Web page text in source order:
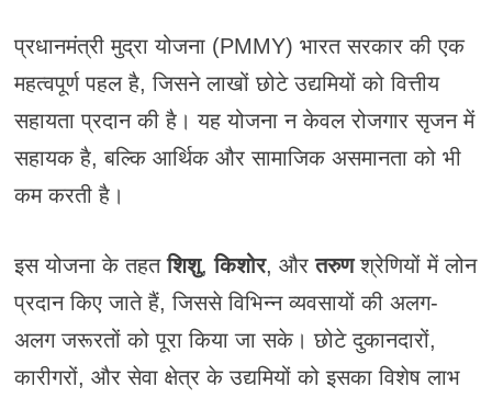
प्रधानमंत्री मुद्रा योजना (PMMY) भारत सरकार की एक
महत्वपूर्ण पहल है, जिसने लाखों छोटे उद्यमियों को वित्तीय
सहायता प्रदान की है। यह योजना न केवल रोजगार सृजन में
सहायक है, बल्कि आर्थिक और सामाजिक असमानता को भी
कम करती है।
इस योजना के तहतशिशु,किशोर, औरतरुणश्रेणियों में लोन
प्रदान किए जाते हैं, जिससे विभिन्न व्यवसायों की अलग-
अलग जरूरतों को पूरा किया जा सके। छोटे दुकानदारों,
कारीगरों, और सेवा क्षेत्र के उद्यमियों को इसका विशेष लाभ